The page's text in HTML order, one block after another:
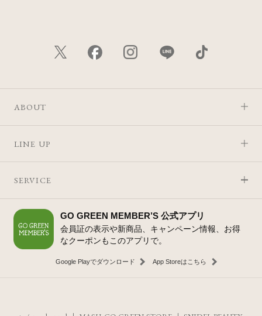
ABOUT
LINE UP
SERVICE
GO GREEN MEMBER’S 公式アプリ
会員証の表示や新商品、キャンペーン情報、お得
なクーポンもこのアプリで。
Google Playでダウンロード App Storeはこちら